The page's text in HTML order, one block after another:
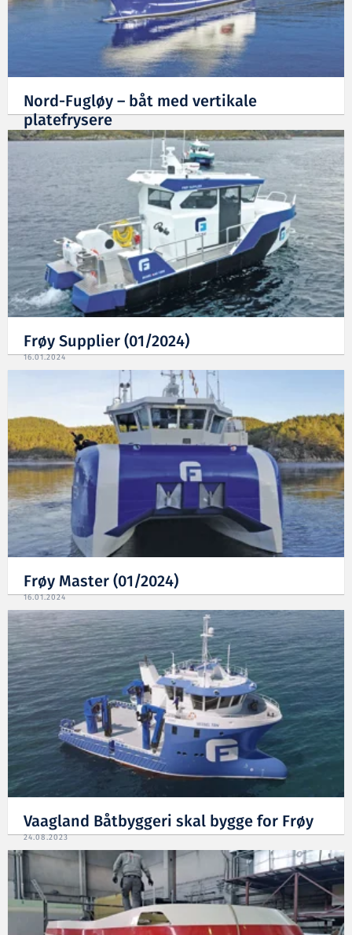
Nord-Fugløy – båt med vertikale
platefrysere
16.01.2024
Frøy Supplier (01/2024)
16.01.2024
Frøy Master (01/2024)
16.01.2024
Vaagland Båtbyggeri skal bygge for Frøy
24.08.2023